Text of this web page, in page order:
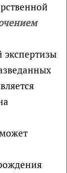
экспертизы